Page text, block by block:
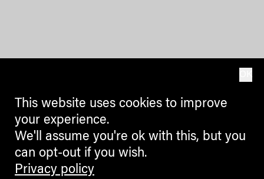
This website uses cookies to improve
your experience.
We'll assume you're ok with this, but you
can opt-out if you wish.
Privacy policy